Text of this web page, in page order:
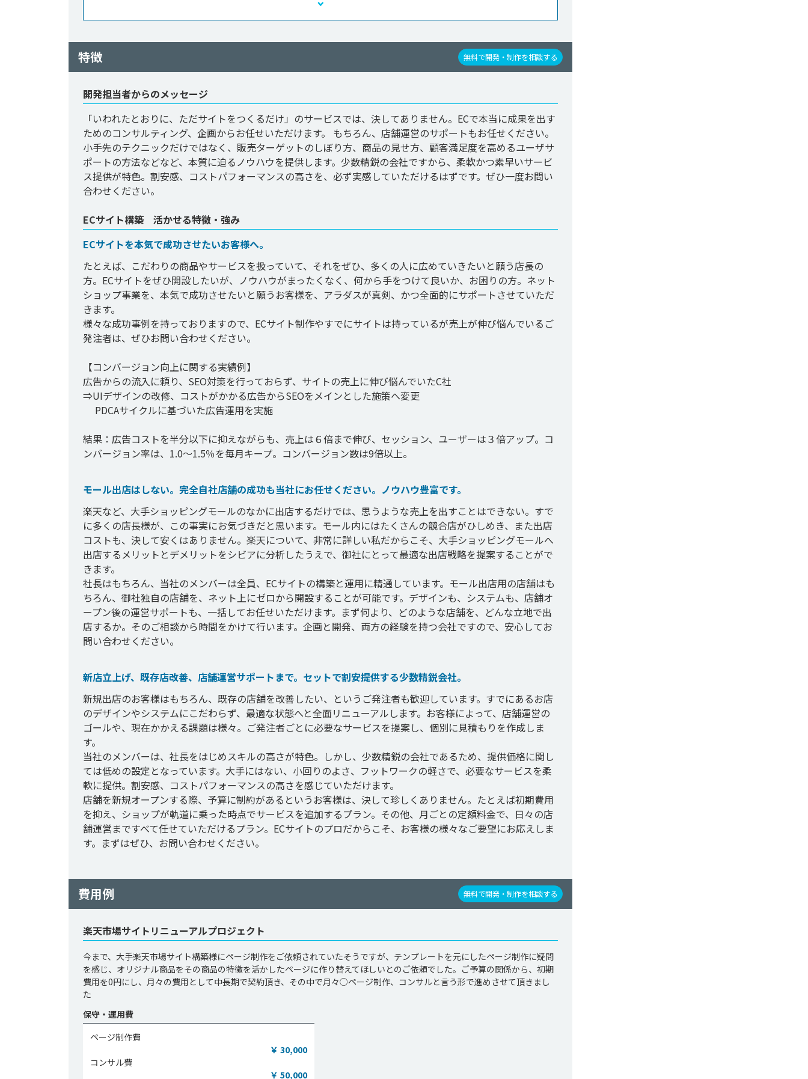
特徴 無料で開発・制作を相談する
開発担当者からのメッセージ
「いわれたとおりに、ただサイトをつくるだけ」のサービスでは、決してありません。ECで本当に成果を出す
ためのコンサルティング、企画からお任せいただけます。 もちろん、店舗運営のサポートもお任せください。
小手先のテクニックだけではなく、販売ターゲットのしぼり方、商品の見せ方、顧客満足度を高めるユーザサ
ポートの方法などなど、本質に迫るノウハウを提供します。少数精鋭の会社ですから、柔軟かつ素早いサービ
ス提供が特色。割安感、コストパフォーマンスの高さを、必ず実感していただけるはずです。ぜひ一度お問い
合わせください。
ECサイト構築 活かせる特徴・強み
ECサイトを本気で成功させたいお客様へ。
たとえば、こだわりの商品やサービスを扱っていて、それをぜひ、多くの人に広めていきたいと願う店長の
方。ECサイトをぜひ開設したいが、ノウハウがまったくなく、何から手をつけて良いか、お困りの方。ネット
ショップ事業を、本気で成功させたいと願うお客様を、アラダスが真剣、かつ全面的にサポートさせていただ
きます。
様々な成功事例を持っておりますので、ECサイト制作やすでにサイトは持っているが売上が伸び悩んでいるご
発注者は、ぜひお問い合わせください。
【コンバージョン向上に関する実績例】
広告からの流入に頼り、SEO対策を行っておらず、サイトの売上に伸び悩んでいたC社
⇒UIデザインの改修、コストがかかる広告からSEOをメインとした施策へ変更
結果：広告コストを半分以下に抑えながらも、売上は６倍まで伸び、セッション、ユーザーは３倍アップ。コ
ンバージョン率は、1.0～1.5％を毎月キープ。コンバージョン数は9倍以上。
モール出店はしない。完全自社店舗の成功も当社にお任せください。ノウハウ豊富です。
楽天など、大手ショッピングモールのなかに出店するだけでは、思うような売上を出すことはできない。すで
に多くの店長様が、この事実にお気づきだと思います。モール内にはたくさんの競合店がひしめき、また出店
コストも、決して安くはありません。楽天について、非常に詳しい私だからこそ、大手ショッピングモールへ
出店するメリットとデメリットをシビアに分析したうえで、御社にとって最適な出店戦略を提案することがで
きます。
社長はもちろん、当社のメンバーは全員、ECサイトの構築と運用に精通しています。モール出店用の店舗はも
ちろん、御社独自の店舗を、ネット上にゼロから開設することが可能です。デザインも、システムも、店舗オ
ープン後の運営サポートも、一括してお任せいただけます。まず何より、どのような店舗を、どんな立地で出
店するか。そのご相談から時間をかけて行います。企画と開発、両方の経験を持つ会社ですので、安心してお
問い合わせください。
新店立上げ、既存店改善、店舗運営サポートまで。セットで割安提供する少数精鋭会社。
新規出店のお客様はもちろん、既存の店舗を改善したい、というご発注者も歓迎しています。すでにあるお店
のデザインやシステムにこだわらず、最適な状態へと全面リニューアルします。お客様によって、店舗運営の
ゴールや、現在かかえる課題は様々。ご発注者ごとに必要なサービスを提案し、個別に見積もりを作成しま
す。
当社のメンバーは、社長をはじめスキルの高さが特色。しかし、少数精鋭の会社であるため、提供価格に関し
ては低めの設定となっています。大手にはない、小回りのよさ、フットワークの軽さで、必要なサービスを柔
軟に提供。割安感、コストパフォーマンスの高さを感じていただけます。
店舗を新規オープンする際、予算に制約があるというお客様は、決して珍しくありません。たとえば初期費用
を抑え、ショップが軌道に乗った時点でサービスを追加するプラン。その他、月ごとの定額料金で、日々の店
舗運営まですべて任せていただけるプラン。ECサイトのプロだからこそ、お客様の様々なご要望にお応えしま
す。まずはぜひ、お問い合わせください。
費用例 無料で開発・制作を相談する
楽天市場サイトリニューアルプロジェクト
今まで、大手楽天市場サイト構築様にページ制作をご依頼されていたそうですが、テンプレートを元にしたページ制作に疑問
を感じ、オリジナル商品をその商品の特徴を活かしたページに作り替えてほしいとのご依頼でした。ご予算の関係から、初期
費用を0円にし、月々の費用として中長期で契約頂き、その中で月々○ページ制作、コンサルと言う形で進めさせて頂きまし
た
保守・運用費
ページ制作費
￥ 30,000
コンサル費
￥ 50,000